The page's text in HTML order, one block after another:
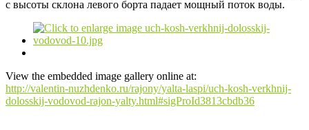
с высоты склона левого борта падает мощный поток воды.
View the embedded image gallery online at:
http://valentin-nuzhdenko.ru/rajony/yalta-laspi/uch-kosh-verkhnij-
dolosskij-vodovod-rajon-yalty.html#sigProId3813cbdb36